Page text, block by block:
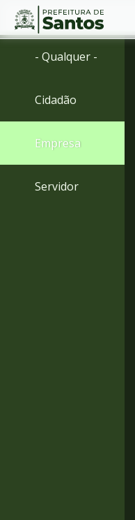
Ir
Ir
menu
Conteúdo
- Qualquer -
Cidadão
Empresa
Servidor